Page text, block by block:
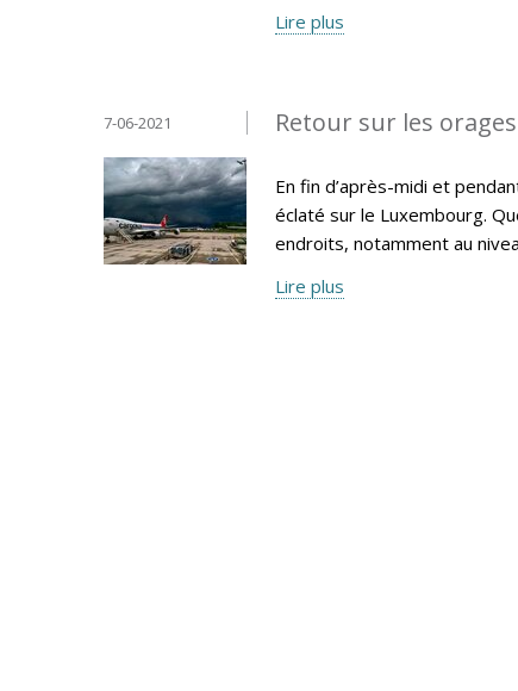
Lire plus
Retour sur les
7-06-2021
En fin d’après-midi et
éclaté sur le Luxembourg.
endroits, notamment au
Lire plus